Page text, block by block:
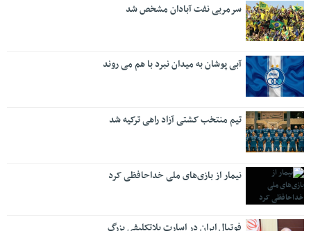
سرمربی نفت آبادان مشخص شد
آبی پوشان به میدان نبرد با هم می روند
تیم منتخب کشتی آزاد راهی ترکیه شد
نیمار از بازی‌های ملی خداحافظی کرد